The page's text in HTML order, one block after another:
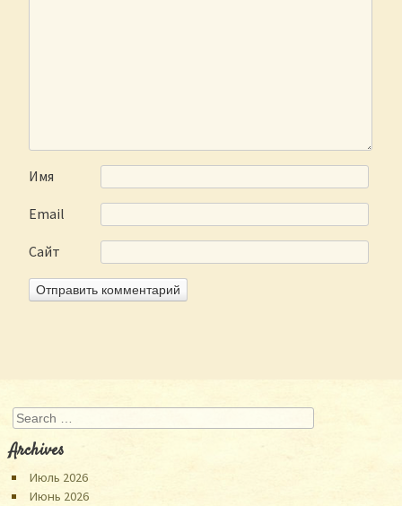
Имя
Email
Сайт
Search
Archives
Июль 2026
Июнь 2026